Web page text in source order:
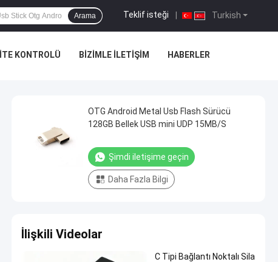
Turkish
Teklif isteği
Arama
KONTROLÜ BIZIMLE İLETIŞIM HABERLER
OTG Android Metal Usb Flash Sürücü
128GB Bellek USB mini UDP 15MB/S
Şimdi iletişime geçin
Daha Fazla Bilgi
İlişkili Videolar
C Tipi Bağlantı Noktalı Sila